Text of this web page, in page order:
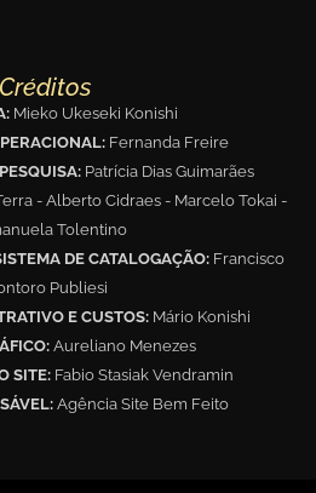
Créditos
Mieko Ukeseki Konishi
Fernanda Freire
Patrícia Dias Guimarães
- Alberto Cidraes - Marcelo Tokai -
Tolentino
DE CATALOGAÇÃO: Francisco
Publiesi
E CUSTOS: Mário Konishi
Aureliano Menezes
SITE: Fabio Stasiak Vendramin
Agência Site Bem Feito